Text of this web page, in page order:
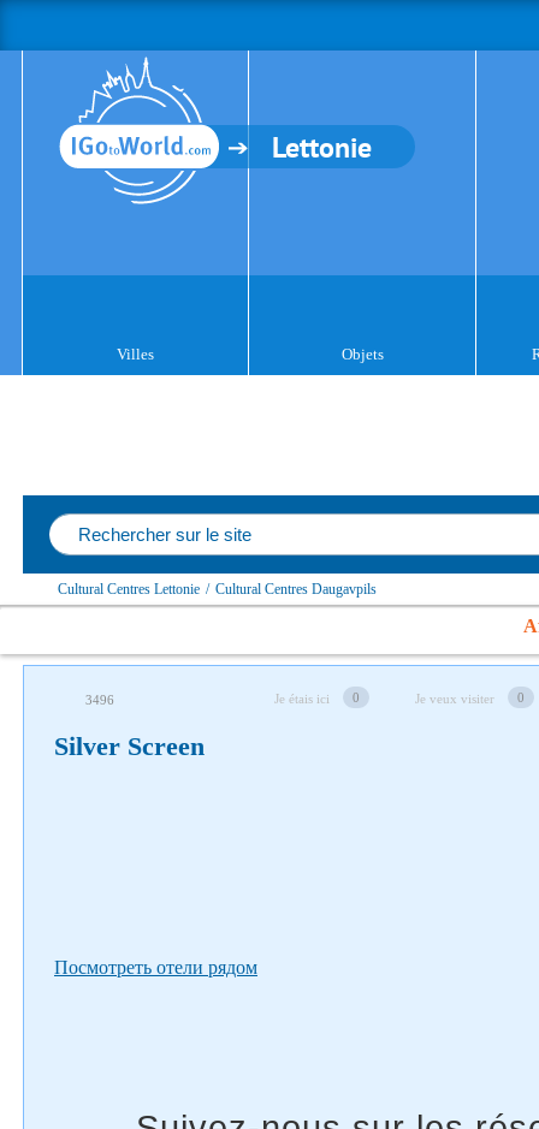
Lettonie
Villes Objets
Cultural Centres Lettonie / Cultural Centres Daugavpils
3496 Je étais ici 0 Je veux visiter 0
Silver Screen
Посмотреть отели рядом